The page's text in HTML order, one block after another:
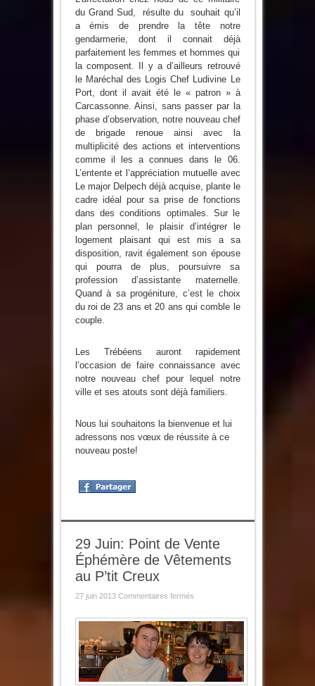
du Grand Sud, résulte du souhait qu’il
a émis de prendre la tête notre
gendarmerie, dont il connait déjà
parfaitement les femmes et hommes qui
la composent. Il y a d’ailleurs retrouvé
le Maréchal des Logis Chef Ludivine Le
Port, dont il avait été le « patron » à
Carcassonne. Ainsi, sans passer par la
phase d’observation, notre nouveau chef
de brigade renoue ainsi avec la
multiplicité des actions et interventions
comme il les a connues dans le 06.
L’entente et l’appréciation mutuelle avec
Le major Delpech déjà acquise, plante le
cadre idéal pour sa prise de fonctions
dans des conditions optimales. Sur le
plan personnel, le plaisir d’intégrer le
logement plaisant qui est mis a sa
disposition, ravit également son épouse
qui pourra de plus, poursuivre sa
profession d’assistante maternelle.
Quand à sa progéniture, c’est le choix
du roi de 23 ans et 20 ans qui comble le
couple.
Les Trébéens auront rapidement
l’occasion de faire connaissance avec
notre nouveau chef pour lequel notre
ville et ses atouts sont déjà familiers.
Nous lui souhaitons la bienvenue et lui
adressons nos vœux de réussite à ce
nouveau poste!
29 Juin: Point de Vente
Éphémère de Vêtements
au P’tit Creux
27 juin 2013 Commentaires ferméssur
Point
de
Vente
Éphémère
de
Vêtements
au
P’tit